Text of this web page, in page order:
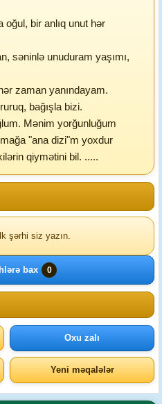
oğul, bir anlıq unut hər
səninlə unuduram yaşımı,
zaman yanındayam.
bağışla bizi.
Mənim yorğunluğum
"ana dizi"m yoxdur
qiymətini bil. .....
şərhi siz yazın.
bax 0
Oxu zalı
Yeni məqalələr